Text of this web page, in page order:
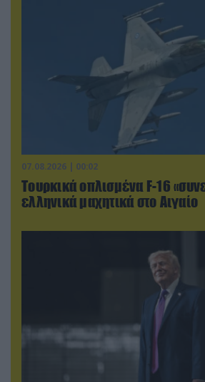
07.08.2026 | 00:02
Τουρκικά οπλισμένα F-16
ελληνικά μαχητικά στο Αιγαίο